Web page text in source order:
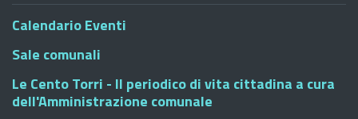
Calendario Eventi
Sale comunali
Le Cento Torri - Il periodico di vita cittadina a cura
dell'Amministrazione comunale